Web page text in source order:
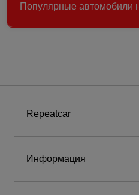
Популярные автомобили
Repeatcar
Информация